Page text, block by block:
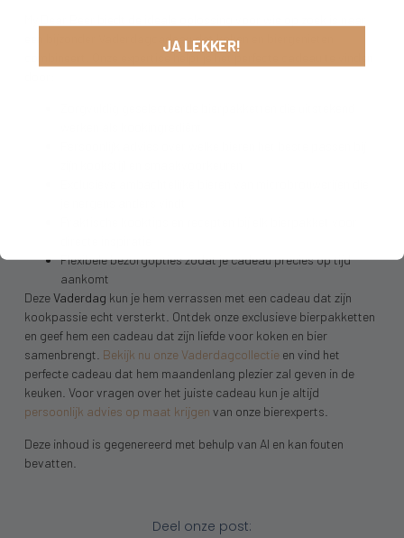
een bijzonder Vaderdagcadeau dat koken en biergenieten
Flexibele bezorgopties zodat je cadeau precies op tijd
aankomt
DezeVaderdag kun je hem verrassen met een cadeau dat zijn
kookpassie echt versterkt. Ontdek onze exclusieve bierpakketten
en geef hem een cadeau dat zijn liefde voor koken en bier
samenbrengt. Bekijk nu onze Vaderdagcollectieen vind het
perfecte cadeau dat hem maandenlang plezier zal geven in de
keuken. Voor vragen over het juiste cadeau kun je altijd
persoonlijk advies op maat krijgen van onze bierexperts.
Deze inhoud is gegenereerd met behulp van AI en kan fouten
bevatten.
Deel onze post:
JA LEKKER!